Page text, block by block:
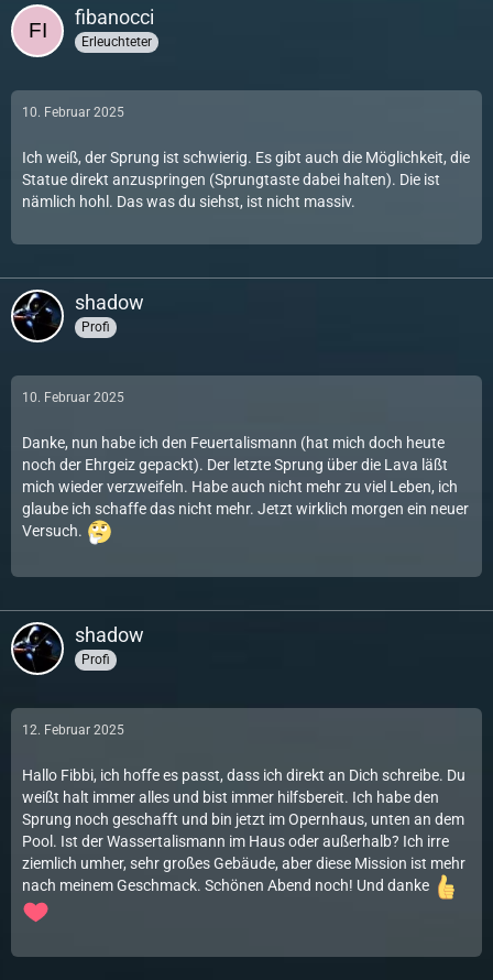
fibanocci
Erleuchteter
10. Februar 2025
Ich weiß, der Sprung ist schwierig. Es gibt auch die Möglichkeit, die
Statue direkt anzuspringen (Sprungtaste dabei halten). Die ist
nämlich hohl. Das was du siehst, ist nicht massiv.
shadow
Profi
10. Februar 2025
Danke, nun habe ich den Feuertalismann (hat mich doch heute
noch der Ehrgeiz gepackt). Der letzte Sprung über die Lava läßt
mich wieder verzweifeln. Habe auch nicht mehr zu viel Leben, ich
glaube ich schaffe das nicht mehr. Jetzt wirklich morgen ein neuer
Versuch.
shadow
Profi
12. Februar 2025
Hallo Fibbi, ich hoffe es passt, dass ich direkt an Dich schreibe. Du
weißt halt immer alles und bist immer hilfsbereit. Ich habe den
Sprung noch geschafft und bin jetzt im Opernhaus, unten an dem
Pool. Ist der Wassertalismann im Haus oder außerhalb? Ich irre
ziemlich umher, sehr großes Gebäude, aber diese Mission ist mehr
nach meinem Geschmack. Schönen Abend noch! Und danke